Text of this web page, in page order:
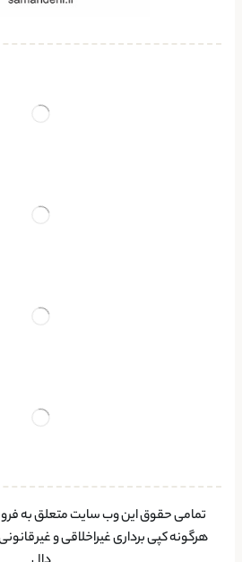
تمامی حقوق این وب سایت متعلق به
هرگونه کپی برداری غیراخلاقی و